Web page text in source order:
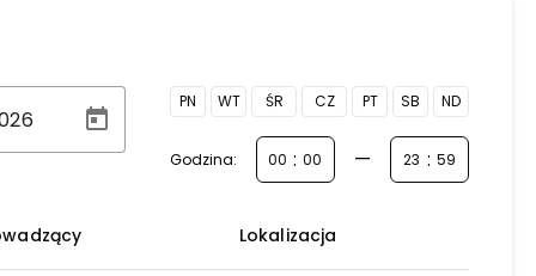
PN WT ŚR CZ PT SB ND
Godzina: : — :
Lokalizacja